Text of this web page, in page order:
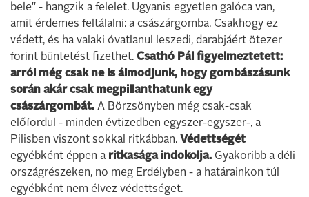
bele" - hangzik a felelet. Ugyanis egyetlen galóca van,
amit érdemes feltálalni: a császárgomba. Csakhogy ez
védett, és ha valaki óvatlanul leszedi, darabjáért ötezer
forint büntetést fizethet. Csathó Pál figyelmeztetett:
arról még csak ne is álmodjunk, hogy gombászásunk
során akár csak megpillanthatunk egy
császárgombát. A Börzsönyben még csak-csak
előfordul - minden évtizedben egyszer-egyszer-, a
Pilisben viszont sokkal ritkábban. Védettségét
egyébként éppen a ritkasága indokolja. Gyakoribb a déli
országrészeken, no meg Erdélyben - a határainkon túl
egyébként nem élvez védettséget.